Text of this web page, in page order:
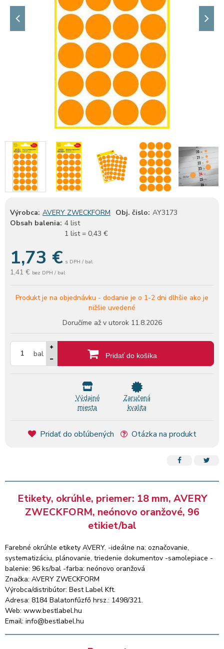
Výrobca: AVERY ZWECKFORM Obj. čislo: AY3173
Obsah balenia: 4 list
1 list = 0,43 €
1,73 € s DPH / bal
1,41 € bez DPH / bal
Produkt je na objednávku - dodanie je o 1-2 dni dlhšie ako je
nižšie uvedené
Doručíme až v utorok 11.8.2026
bal Pridať do košíka
Výdajné
miesta
Zaručená
kvalita
Pridať do obľúbených Otázka na produkt
Etikety, okrúhle, priemer: 18 mm, AVERY
ZWECKFORM, neónovo oranžové, 96
etikiet/bal
Farebné okrúhle etikety AVERY. -ideálne na: označovanie,
systematizáciu, plánovanie, triedenie dokumentov -samolepiace -
balenie: 96 ks/bal -farba: neónovo oranžová
Značka: AVERY ZWECKFORM
Výrobca/distribútor: Best Label Kft.
Adresa: 8184 Balatonfűzfő hrsz.: 1498/321.
Web: www.bestlabel.hu
Email: info@bestlabel.hu